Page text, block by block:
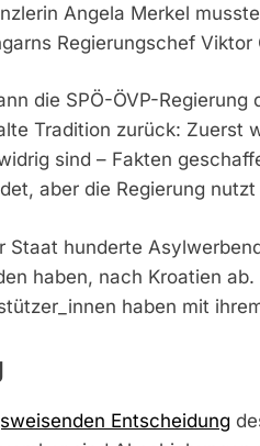
Angela Merkel
Regierungschef
die SPÖ-ÖVP-
Tradition zurück: Zuerst
sind – Fakten
aber die Regierung
Staat hunderte
haben, nach Kroatien
haben mit
Entscheidung